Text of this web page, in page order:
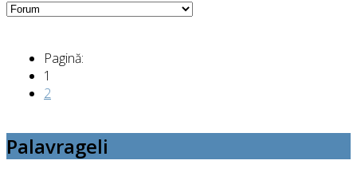
Pagină:
1
2
Palavrageli